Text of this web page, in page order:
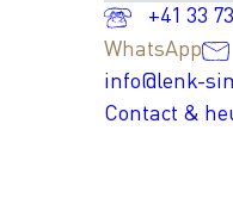
+41 33
WhatsApp
info@lenk-
Contact &